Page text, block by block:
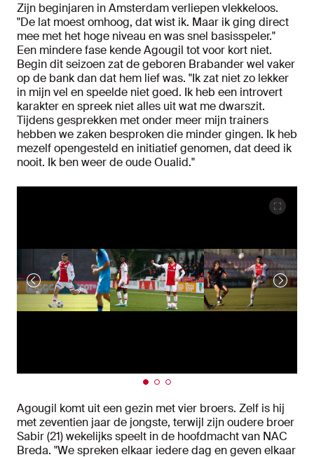
Zijn beginjaren in Amsterdam verliepen vlekkeloos.
"De lat moest omhoog, dat wist ik. Maar ik ging direct
mee met het hoge niveau en was snel basisspeler."
Een mindere fase kende Agougil tot voor kort niet.
Begin dit seizoen zat de geboren Brabander wel vaker
op de bank dan dat hem lief was. "Ik zat niet zo lekker
in mijn vel en speelde niet goed. Ik heb een introvert
karakter en spreek niet alles uit wat me dwarszit.
Tijdens gesprekken met onder meer mijn trainers
hebben we zaken besproken die minder gingen. Ik heb
mezelf opengesteld en initiatief genomen, dat deed ik
nooit. Ik ben weer de oude Oualid."
Agougil komt uit een gezin met vier broers. Zelf is hij
met zeventien jaar de jongste, terwijl zijn oudere broer
Sabir (21) wekelijks speelt in de hoofdmacht van NAC
Breda. "We spreken elkaar iedere dag en geven elkaar